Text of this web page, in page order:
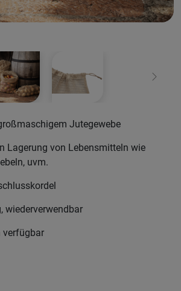
Weiter
Jutegewebe
Lagerung von Lebensmitteln wie
uvm.
wiederverwendbar
verfügbar